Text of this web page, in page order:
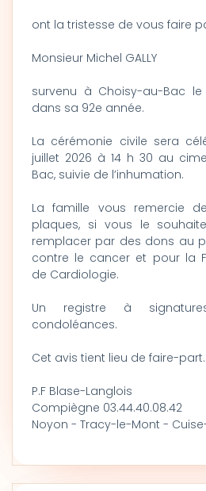
ont la tristesse de vous faire
Monsieur Michel GALLY
survenu à Choisy-au-Bac
dans sa 92e année.
La cérémonie civile sera
juillet 2026 à 14 h 30 au
Bac, suivie de l’inhumation.
La famille vous remercie
plaques, si vous le
remplacer par des dons au
contre le cancer et pour la
de Cardiologie.
Un registre à
condoléances.
Cet avis tient lieu de faire-part.
P.F Blase-Langlois
Compiègne 03.44.40.08.42
Noyon - Tracy-le-Mont -